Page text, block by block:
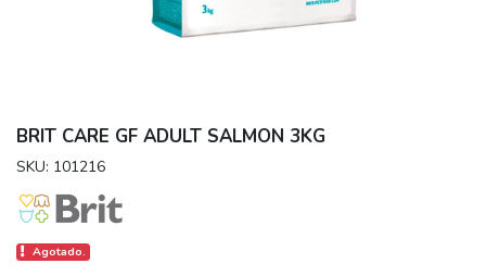
BRIT CARE GF ADULT SALMON 3KG
SKU: 101216
Agotado.